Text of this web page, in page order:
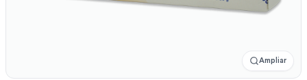
Ampliar